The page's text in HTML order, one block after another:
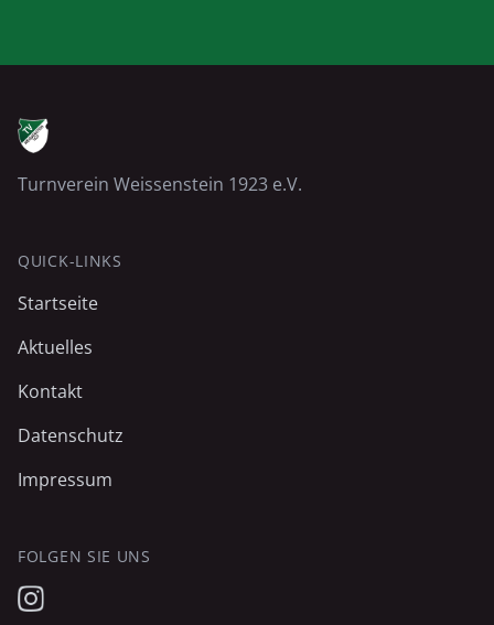
Turnverein Weissenstein 1923 e.V.
QUICK-LINKS
Startseite
Aktuelles
Kontakt
Datenschutz
Impressum
FOLGEN SIE UNS